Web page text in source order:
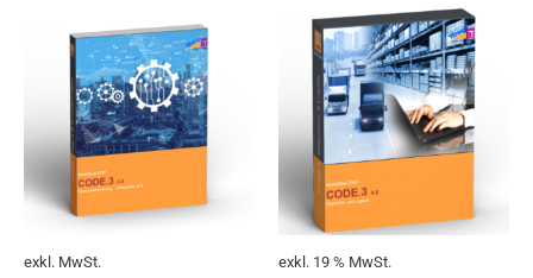
exkl. MwSt.
Produkt
weist
mehrere
Varianten
auf.
können
exkl. 19 % MwSt.